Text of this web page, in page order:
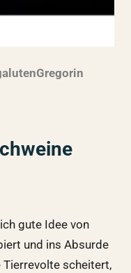
in
gute Idee von
und ins Absurde
Tierrevolte scheitert,